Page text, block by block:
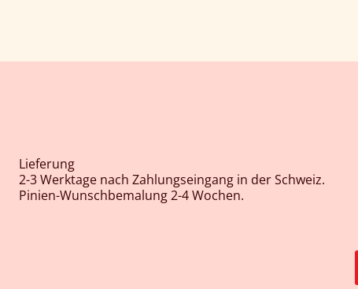
Lieferung
2-3 Werktage nach Zahlungseingang in der Schweiz.
Pinien-Wunschbemalung 2-4 Wochen.